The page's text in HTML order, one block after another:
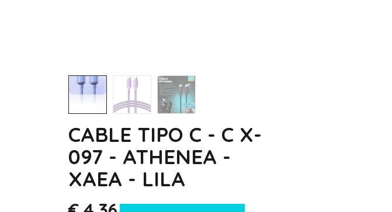
CABLE TIPO C - C X-
097 - ATHENEA -
XAEA - LILA